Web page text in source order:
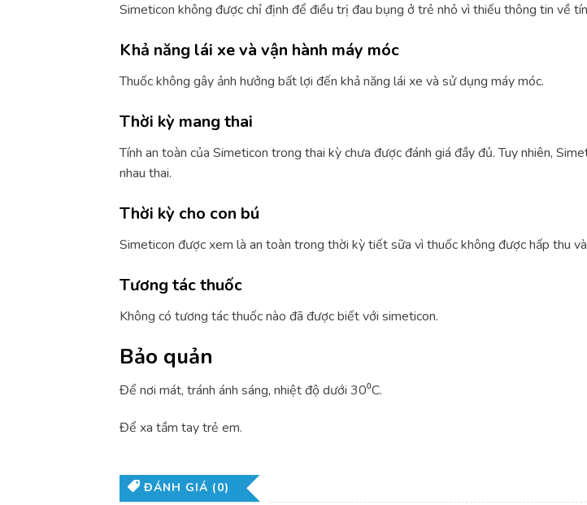
Simeticon không được chỉ định để điều trị đau bụng ở trẻ nhỏ vì thiếu thông tin về
Khả năng lái xe và vận hành máy móc
Thuốc không gây ảnh hưởng bất lợi đến khả năng lái xe và sử dụng máy móc.
Thời kỳ mang thai
Tính an toàn của Simeticon trong thai kỳ chưa được đánh giá đầy đủ. Tuy nhiên,
nhau thai.
Thời kỳ cho con bú
Simeticon được xem là an toàn trong thời kỳ tiết sữa vì thuốc không được hấp thu
Tương tác thuốc
Không có tương tác thuốc nào đã được biết với simeticon.
Bảo quản
Để nơi mát, tránh ánh sáng, nhiệt độ dưới 30⁰C.
Để xa tầm tay trẻ em.
ĐÁNH GIÁ (0)